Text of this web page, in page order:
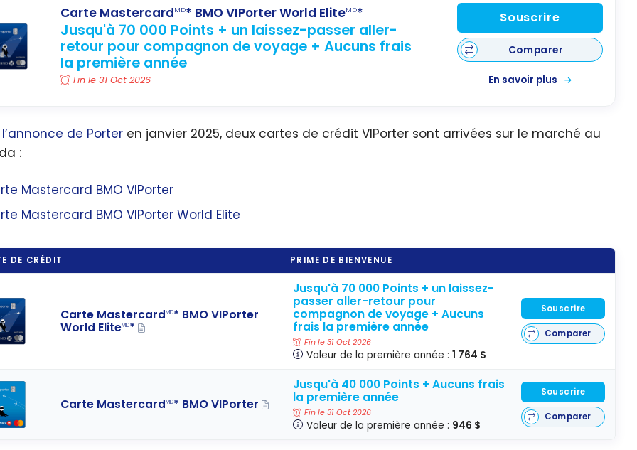
Carte MastercardMD* BMO VIPorter World EliteMD*
Jusqu'à 70 000 Points + un laissez-passer aller-
retour pour compagnon de voyage + Aucuns frais
la première année
Fin le 31 Oct 2026
Souscrire
Comparer
En savoir plus
l’annonce de Porter en janvier 2025, deux cartes de crédit VIPorter sont arrivées sur le marché au
:
Mastercard BMO VIPorter
Mastercard BMO VIPorter World Elite
DE CRÉDIT PRIME DE BIENVENUE
Carte MastercardMD* BMO VIPorter
World EliteMD*
Jusqu'à 70 000 Points + un laissez-
passer aller-retour pour
compagnon de voyage + Aucuns
frais la première année
Fin le 31 Oct 2026
Valeur de la première année :1 764 $
Souscrire
Comparer
Carte MastercardMD* BMO VIPorter
Jusqu'à 40 000 Points + Aucuns frais
la première année
Fin le 31 Oct 2026
Valeur de la première année : 946 $
Souscrire
Comparer